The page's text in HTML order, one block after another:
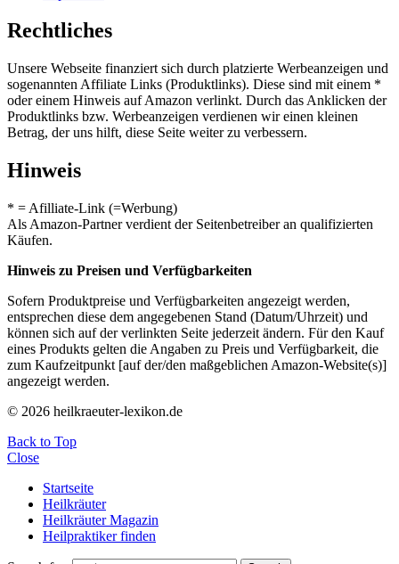
Rechtliches
Unsere Webseite finanziert sich durch platzierte Werbeanzeigen und
sogenannten Affiliate Links (Produktlinks). Diese sind mit einem *
oder einem Hinweis auf Amazon verlinkt. Durch das Anklicken der
Produktlinks bzw. Werbeanzeigen verdienen wir einen kleinen
Betrag, der uns hilft, diese Seite weiter zu verbessern.
Hinweis
* = Afilliate-Link (=Werbung)
Als Amazon-Partner verdient der Seitenbetreiber an qualifizierten
Käufen.
Hinweis zu Preisen und Verfügbarkeiten
Sofern Produktpreise und Verfügbarkeiten angezeigt werden,
entsprechen diese dem angegebenen Stand (Datum/Uhrzeit) und
können sich auf der verlinkten Seite jederzeit ändern. Für den Kauf
eines Produkts gelten die Angaben zu Preis und Verfügbarkeit, die
zum Kaufzeitpunkt [auf der/den maßgeblichen Amazon-Website(s)]
angezeigt werden.
© 2026 heilkraeuter-lexikon.de
Back to Top
Close
Startseite
Heilkräuter
Heilkräuter Magazin
Heilpraktiker finden